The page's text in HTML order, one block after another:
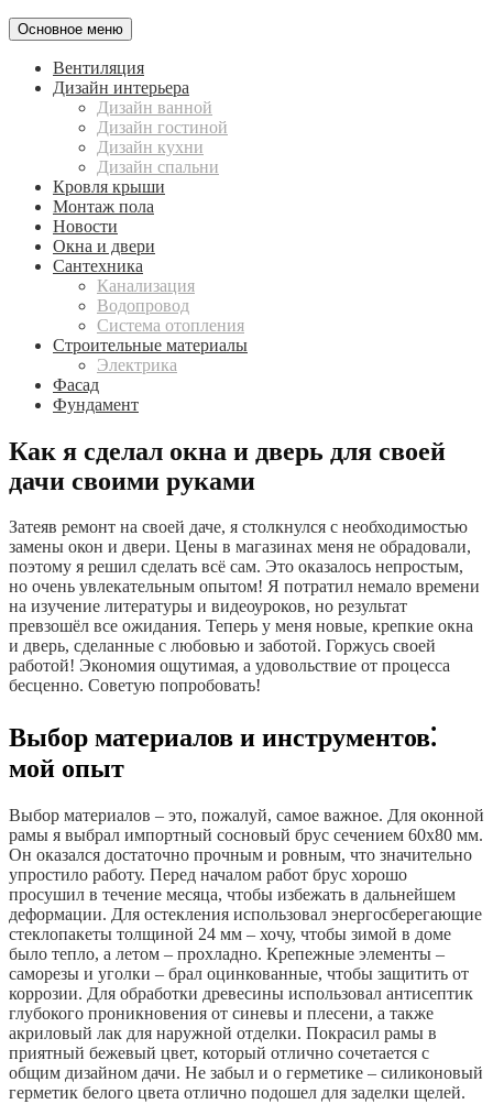
Основное меню
Вентиляция
Дизайн интерьера
Дизайн ванной
Дизайн гостиной
Дизайн кухни
Дизайн спальни
Кровля крыши
Монтаж пола
Новости
Окна и двери
Сантехника
Канализация
Водопровод
Система отопления
Строительные материалы
Электрика
Фасад
Фундамент
Как я сделал окна и дверь для своей
дачи своими руками
Затеяв ремонт на своей даче, я столкнулся с необходимостью
замены окон и двери. Цены в магазинах меня не обрадовали,
поэтому я решил сделать всё сам. Это оказалось непростым,
но очень увлекательным опытом! Я потратил немало времени
на изучение литературы и видеоуроков, но результат
превзошёл все ожидания. Теперь у меня новые, крепкие окна
и дверь, сделанные с любовью и заботой. Горжусь своей
работой! Экономия ощутимая, а удовольствие от процесса
бесценно. Советую попробовать!
Выбор материалов и инструментов⁚
мой опыт
Выбор материалов – это, пожалуй, самое важное. Для оконной
рамы я выбрал импортный сосновый брус сечением 60х80 мм.
Он оказался достаточно прочным и ровным, что значительно
упростило работу. Перед началом работ брус хорошо
просушил в течение месяца, чтобы избежать в дальнейшем
деформации. Для остекления использовал энергосберегающие
стеклопакеты толщиной 24 мм – хочу, чтобы зимой в доме
было тепло, а летом – прохладно. Крепежные элементы –
саморезы и уголки – брал оцинкованные, чтобы защитить от
коррозии. Для обработки древесины использовал антисептик
глубокого проникновения от синевы и плесени, а также
акриловый лак для наружной отделки. Покрасил рамы в
приятный бежевый цвет, который отлично сочетается с
общим дизайном дачи. Не забыл и о герметике – силиконовый
герметик белого цвета отлично подошел для заделки щелей.